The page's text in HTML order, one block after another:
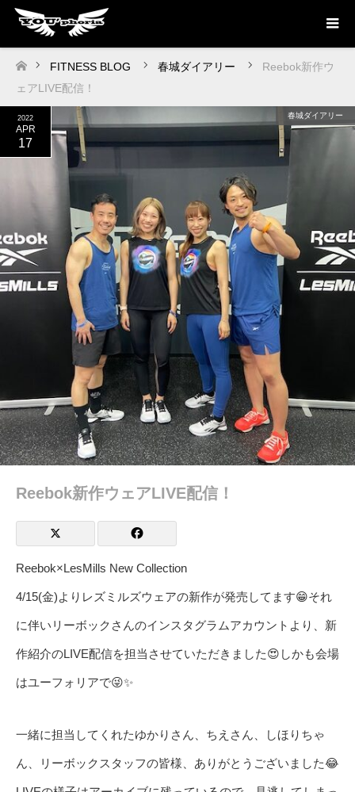
ホーム
FITNESS BLOG 春城ダイアリー
Reebok新作ウ
ェアLIVE配信！
2022
APR
17
春城ダイアリー
Reebok新作ウェアLIVE配信！
Reebok×LesMills New Collection
4/15(金)よりレズミルズウェアの新作が発売してます😁それ
に伴いリーボックさんのインスタグラムアカウントより、新
作紹介のLIVE配信を担当させていただきました😍しかも会場
はユーフォリアで😜✨
一緒に担当してくれたゆかりさん、ちえさん、しほりちゃ
ん、リーボックスタッフの皆様、ありがとうございました😂